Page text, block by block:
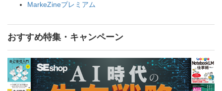
MarkeZineプレミアム
おすすめ特集・キャンペーン